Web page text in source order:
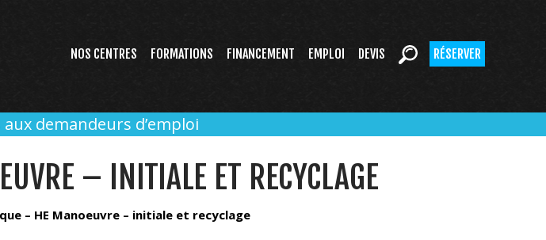
NOS CENTRES FORMATIONS FINANCEMENT EMPLOI DEVIS RÉSERVER
demandeurs d’emploi
– INITIALE ET RECYCLAGE
– HE Manoeuvre – initiale et recyclage